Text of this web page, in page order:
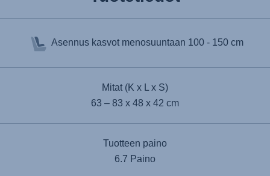
Asennus kasvot menosuuntaan 100 - 150 cm
Mitat (K x L x S)
63 – 83 x 48 x 42 cm
Tuotteen paino
6.7 Paino